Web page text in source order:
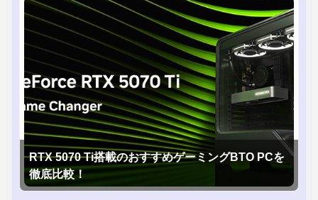
RTX 5070 Ti搭載のおすすめゲーミングBTO PCを
徹底比較！